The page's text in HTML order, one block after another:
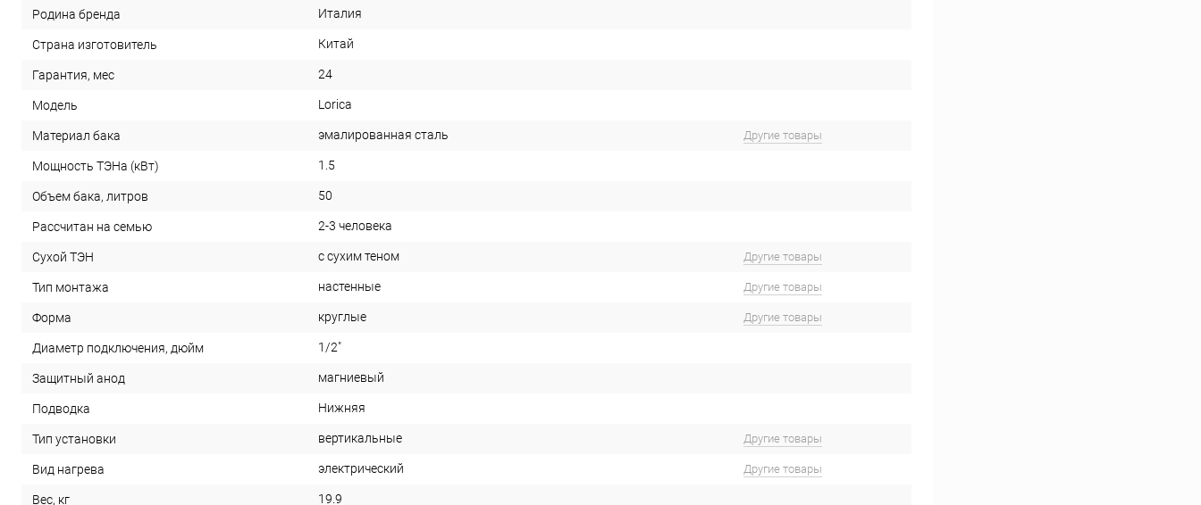
Родина бренда Италия
Страна изготовитель Китай
Гарантия, мес 24
Модель Lorica
Материал бака эмалированная сталь Другие товары
Мощность ТЭНа (кВт) 1.5
Объем бака, литров 50
Рассчитан на семью 2-3 человека
Сухой ТЭН с сухим теном Другие товары
Тип монтажа настенные Другие товары
Форма круглые Другие товары
Диаметр подключения, дюйм 1/2"
Защитный анод магниевый
Подводка Нижняя
Тип установки вертикальные Другие товары
Вид нагрева электрический Другие товары
Вес, кг 19.9